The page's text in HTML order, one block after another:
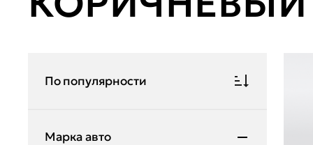
По популярности
Марка авто